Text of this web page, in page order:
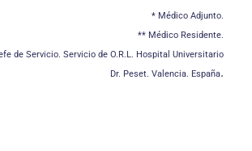
* Médico Adjunto.
** Médico Residente.
de Servicio. Servicio de O.R.L. Hospital Universitario
Dr. Peset. Valencia. España.